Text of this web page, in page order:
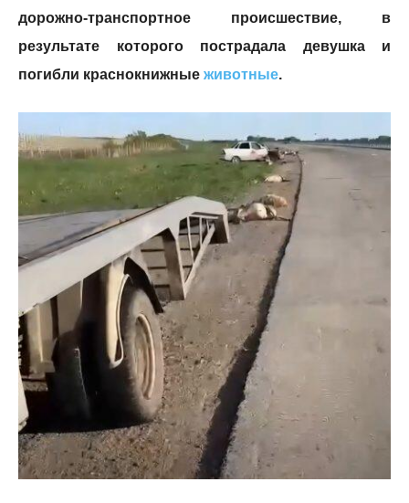
дорожно-транспортное происшествие, в
результате которого пострадала девушка и
погибли краснокнижные животные.